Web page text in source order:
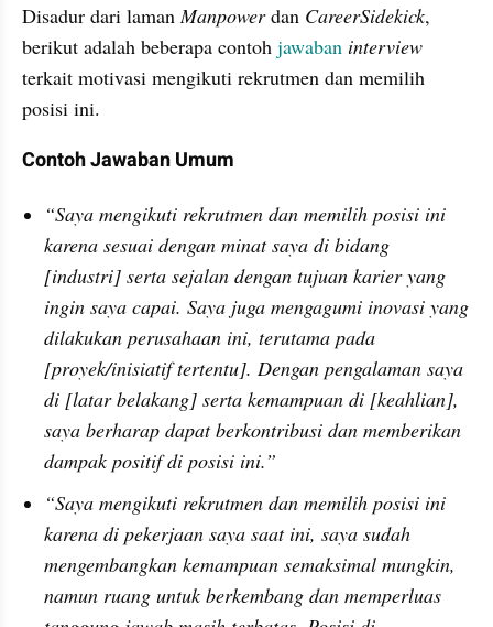
Disadur dari laman Manpower dan CareerSidekick,
berikut adalah beberapa contoh jawaban
terkait motivasi mengikuti rekrutmen dan memilih
posisi ini.
Contoh Jawaban Umum
“Saya mengikuti rekrutmen dan memilih posisi ini
karena sesuai dengan minat saya di bidang
[industri] serta sejalan dengan tujuan karier yang
ingin saya capai. Saya juga mengagumi inovasi yang
dilakukan perusahaan ini, terutama pada
[proyek/inisiatif tertentu]. Dengan pengalaman saya
di [latar belakang] serta kemampuan di [keahlian],
saya berharap dapat berkontribusi dan memberikan
dampak positif di posisi ini.”
“Saya mengikuti rekrutmen dan memilih posisi ini
karena di pekerjaan saya saat ini, saya sudah
mengembangkan kemampuan semaksimal mungkin,
namun ruang untuk berkembang dan memperluas